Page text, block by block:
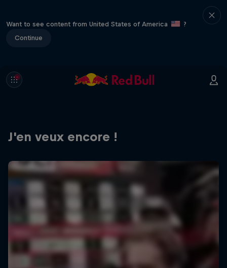
Want to see content from United States of America
?
Continue
J'en veux encore !